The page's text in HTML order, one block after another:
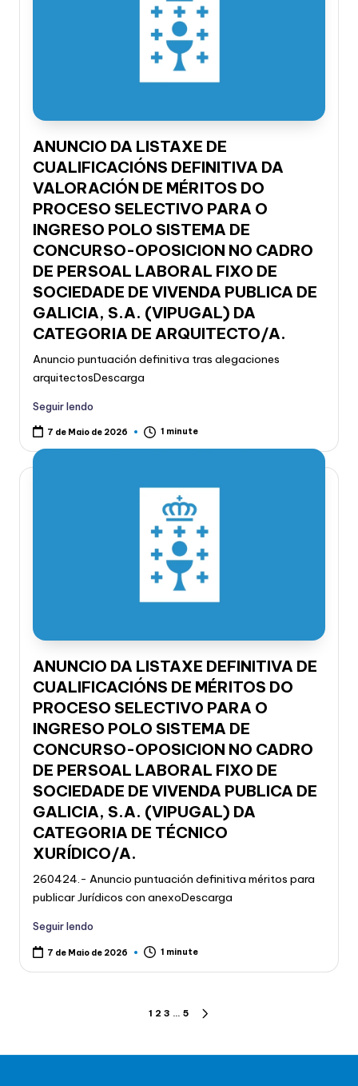
ANUNCIO DA LISTAXE DE
CUALIFICACIÓNS DEFINITIVA DA
VALORACIÓN DE MÉRITOS DO
PROCESO SELECTIVO PARA O
INGRESO POLO SISTEMA DE
CONCURSO-OPOSICION NO CADRO
DE PERSOAL LABORAL FIXO DE
SOCIEDADE DE VIVENDA PUBLICA DE
GALICIA, S.A. (VIPUGAL) DA
CATEGORIA DE ARQUITECTO/A.
Anuncio puntuación definitiva tras alegaciones
arquitectosDescarga
Seguir lendo
7 de Maio de 2026 1 minute
ANUNCIO DA LISTAXE DEFINITIVA DE
CUALIFICACIÓNS DE MÉRITOS DO
PROCESO SELECTIVO PARA O
INGRESO POLO SISTEMA DE
CONCURSO-OPOSICION NO CADRO
DE PERSOAL LABORAL FIXO DE
SOCIEDADE DE VIVENDA PUBLICA DE
GALICIA, S.A. (VIPUGAL) DA
CATEGORIA DE TÉCNICO
XURÍDICO/A.
260424.- Anuncio puntuación definitiva méritos para
publicar Jurídicos con anexoDescarga
Seguir lendo
7 de Maio de 2026 1 minute
Paxinación
de
1 2 3 … 5